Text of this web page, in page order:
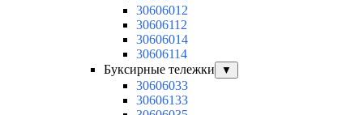
30606012
30606112
30606014
30606114
Буксирные тележки
▼
30606033
30606133